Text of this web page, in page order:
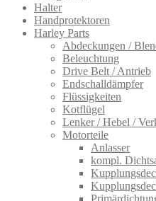
Halter
Handprotektoren
Harley Parts
Abdeckungen /
Beleuchtung
Drive Belt / Antrieb
Endschalldämpfer
Flüssigkeiten
Kotflügel
Lenker / Hebel /
Motorteile
Anlasser
kompl.